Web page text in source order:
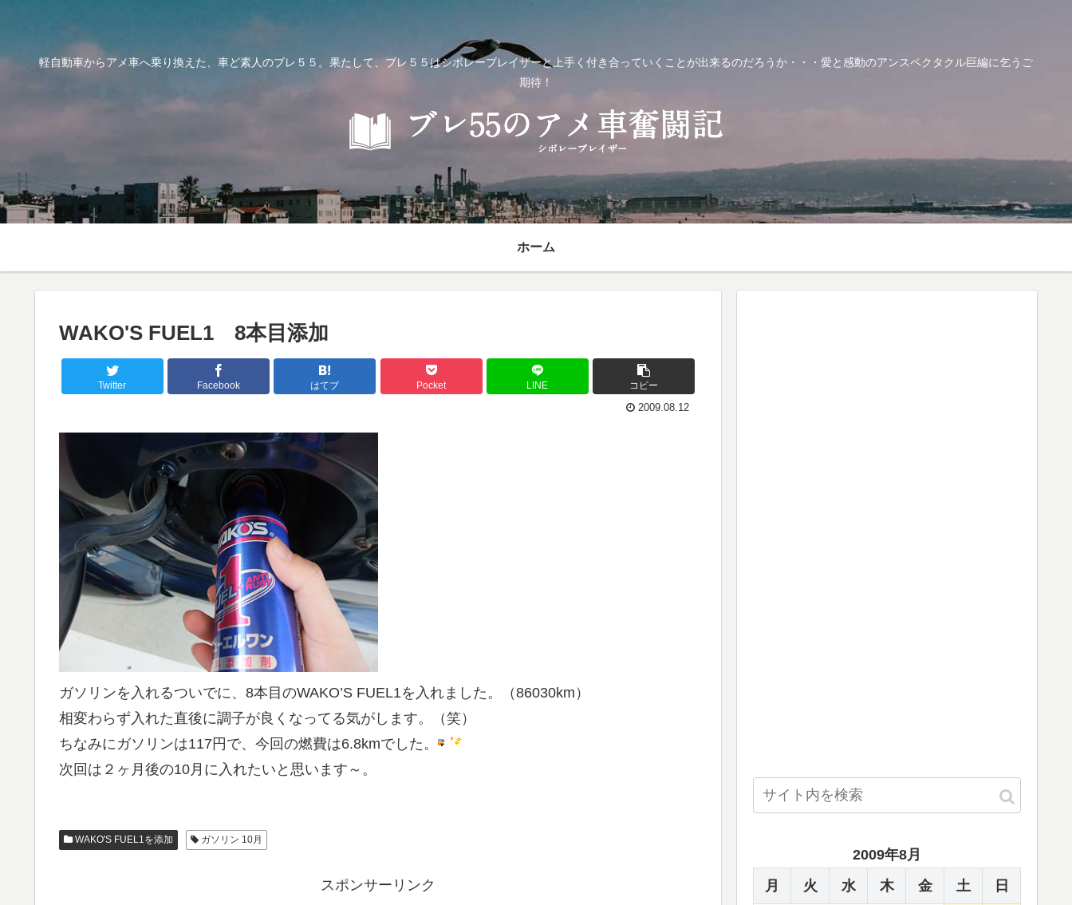
軽自動車からアメ車へ乗り換えた、車ど素人のブレ５５。果たして、ブレ５５はシボレーブレイザーと上手く付き合っていくことが出来るのだろうか・・・愛と感動のアンスペクタクル巨編に乞うご
期待！
ホーム
WAKO'S FUEL1 8本目添加
Twitter Facebook はてブ Pocket LINE コピー
2009.08.12
ガソリンを入れるついでに、8本目のWAKO’S FUEL1を入れました。（86030km）
相変わらず入れた直後に調子が良くなってる気がします。（笑）
ちなみにガソリンは117円で、今回の燃費は6.8kmでした。
次回は２ヶ月後の10月に入れたいと思います～。
WAKO'S FUEL1を添加 ガソリン 10月
スポンサーリンク
2009年8月
月
火 水 木 金 土
日